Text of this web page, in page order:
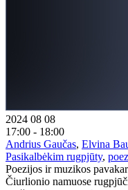
2024 08 08
17:00 - 18:00
Andrius Gaučas, Elvina
Pasikalbėkim rugpjūty,
Poezijos ir muzikos
Čiurlionio namuose